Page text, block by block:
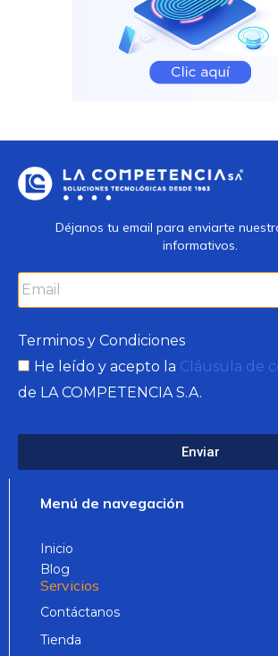
Déjanos tu email para enviarte
informativos.
Terminos y Condiciones
He leído y acepto la Cláusula de
de LA COMPETENCIA S.A.
Enviar
Menú de navegación
Inicio
Blog
Servicios
Contáctanos
Tienda